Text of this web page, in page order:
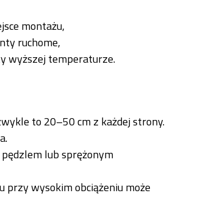
montażu,
ruchome,
wyższej temperaturze.
to 20–50 cm z każdej strony.
lub sprężonym
przy wysokim obciążeniu może